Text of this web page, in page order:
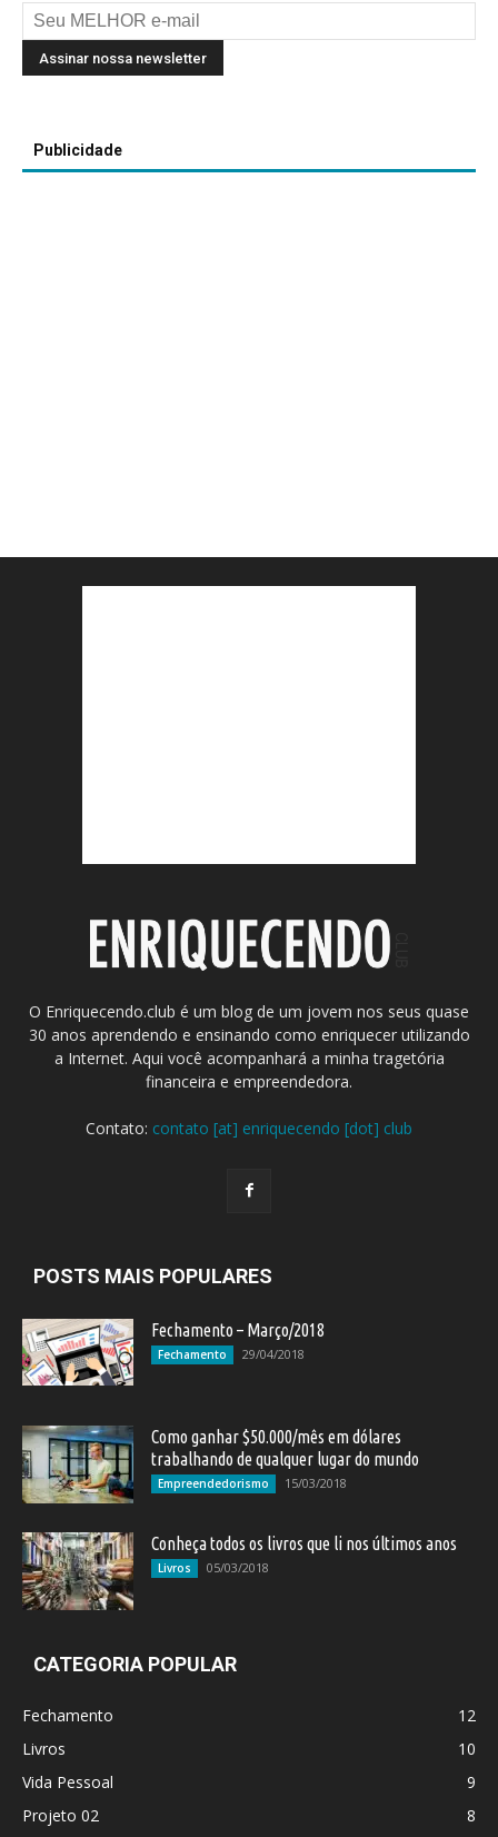
Publicidade
O Enriquecendo.club é um blog de um jovem nos seus quase
30 anos aprendendo e ensinando como enriquecer utilizando
a Internet. Aqui você acompanhará a minha tragetória
financeira e empreendedora.
Contato: contato [at] enriquecendo [dot] club
POSTS MAIS POPULARES
Fechamento – Março/2018
Fechamento 29/04/2018
Como ganhar $50.000/mês em dólares
trabalhando de qualquer lugar do mundo
Empreendedorismo 15/03/2018
Conheça todos os livros que li nos últimos anos
Livros 05/03/2018
CATEGORIA POPULAR
Fechamento
12
Livros
10
Vida Pessoal
9
Projeto 02
8